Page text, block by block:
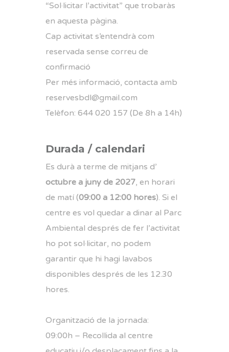
“Sol·licitar l’activitat” que trobaràs
en aquesta pàgina.
Cap activitat s’entendrà com
reservada sense correu de
confirmació
Per més informació, contacta amb
reservesbdl@gmail.com
Telèfon: 644 020 157 (De 8h a 14h)
Durada / calendari
Es durà a terme de mitjans d’
octubre a juny de 2027, en horari
de matí (09:00 a 12:00 hores). Si el
centre es vol quedar a dinar al Parc
Ambiental després de fer l’activitat
ho pot sol·licitar, no podem
garantir que hi hagi lavabos
disponibles després de les 12.30
hores.
Organització de la jornada:
09:00h – Recollida al centre